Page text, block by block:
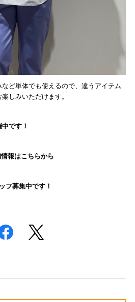
ど単体でも使えるので、違うアイテム
しみいただけます。
です！
報はこちらから
募集中です！